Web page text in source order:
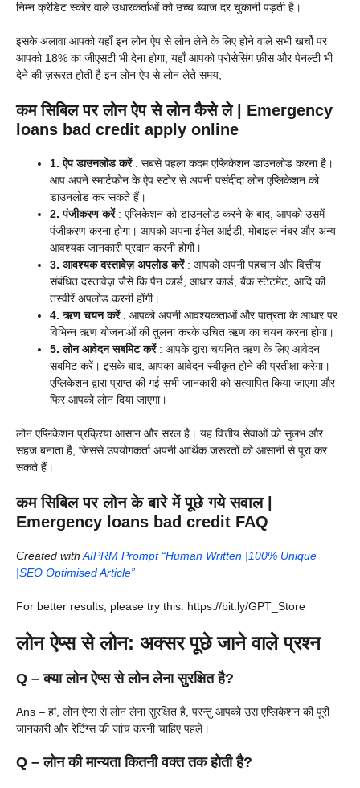
निम्न क्रेडिट स्कोर वाले उधारकर्ताओं को उच्च ब्याज दर चुकानी पड़ती है।
इसके अलावा आपको यहाँ इन लोन ऐप से लोन लेने के लिए होने वाले सभी खर्चो पर
आपको 18% का जीएसटी भी देना होगा, यहाँ आपको प्रोसेसिंग फ़ीस और पेनल्टी भी
देने की ज़रूरत होती है इन लोन ऐप से लोन लेते समय,
कम सिबिल पर लोन ऐप से लोन कैसे ले | Emergency
loans bad credit apply online
1. ऐप डाउनलोड करें: सबसे पहला कदम एप्लिकेशन डाउनलोड करना है।
आप अपने स्मार्टफोन के ऐप स्टोर से अपनी पसंदीदा लोन एप्लिकेशन को
डाउनलोड कर सकते हैं।
2. पंजीकरण करें: एप्लिकेशन को डाउनलोड करने के बाद, आपको उसमें
पंजीकरण करना होगा। आपको अपना ईमेल आईडी, मोबाइल नंबर और अन्य
आवश्यक जानकारी प्रदान करनी होगी।
3. आवश्यक दस्तावेज़ अपलोड करें: आपको अपनी पहचान और वित्तीय
संबंधित दस्तावेज़ जैसे कि पैन कार्ड, आधार कार्ड, बैंक स्टेटमेंट, आदि की
तस्वीरें अपलोड करनी होंगी।
4. ऋण चयन करें: आपको अपनी आवश्यकताओं और पात्रता के आधार पर
विभिन्न ऋण योजनाओं की तुलना करके उचित ऋण का चयन करना होगा।
5. लोन आवेदन सबमिट करें: आपके द्वारा चयनित ऋण के लिए आवेदन
सबमिट करें। इसके बाद, आपका आवेदन स्वीकृत होने की प्रतीक्षा करेगा।
एप्लिकेशन द्वारा प्राप्त की गई सभी जानकारी को सत्यापित किया जाएगा और
फिर आपको लोन दिया जाएगा।
लोन एप्लिकेशन प्रक्रिया आसान और सरल है। यह वित्तीय सेवाओं को सुलभ और
सहज बनाता है, जिससे उपयोगकर्ता अपनी आर्थिक जरूरतों को आसानी से पूरा कर
सकते हैं।
कम सिबिल पर लोन के बारे में पूछे गये सवाल |
Emergency loans bad credit FAQ
Created withAIPRM Prompt “Human Written |100% Unique
|SEO Optimised Article”
For better results, please try this: https://bit.ly/GPT_Store
लोन ऐप्स से लोन: अक्सर पूछे जाने वाले प्रश्न
Q –क्या लोन ऐप्स से लोन लेना सुरक्षित है?
Ans – हां, लोन ऐप्स से लोन लेना सुरक्षित है, परन्तु आपको उस एप्लिकेशन की पूरी
जानकारी और रेटिंग्स की जांच करनी चाहिए पहले।
Q –लोन की मान्यता कितनी वक्त तक होती है?